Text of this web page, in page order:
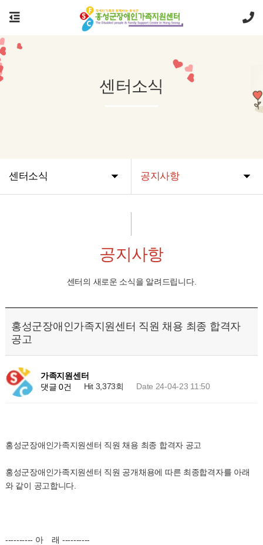
센터소식 공지사항
센터소식
공지사항
센터의 새로운 소식을 알려드립니다.
홍성군장애인가족지원센터 직원 채용 최종 합격자
공고
가족지원센터
댓글 0건
Hit 3,373회 Date 24-04-23 11:50
홍성군장애인가족지원센터 직원 채용 최종 합격자 공고
홍성군장애인가족지원센터 직원 공개채용에 따른 최종합격자를 아래
와 같이 공고합니다.
---------- 아 래 ----------